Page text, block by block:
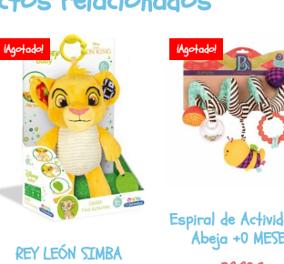
¡Agotado!
REY LEÓN SIMBA
¡Agotado!
Espiral de
Abeja +0